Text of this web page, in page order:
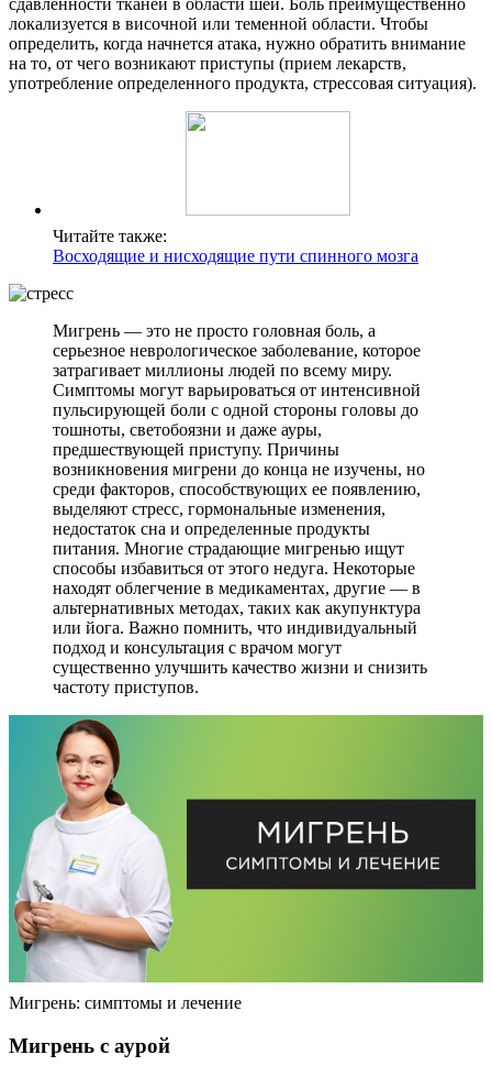
локализуется в височной или теменной области. Чтобы
определить, когда начнется атака, нужно обратить внимание
на то, от чего возникают приступы (прием лекарств,
употребление определенного продукта, стрессовая ситуация).
Читайте также:
Восходящие и нисходящие пути спинного мозга
Мигрень — это не просто головная боль, а
серьезное неврологическое заболевание, которое
затрагивает миллионы людей по всему миру.
Симптомы могут варьироваться от интенсивной
пульсирующей боли с одной стороны головы до
тошноты, светобоязни и даже ауры,
предшествующей приступу. Причины
возникновения мигрени до конца не изучены, но
среди факторов, способствующих ее появлению,
выделяют стресс, гормональные изменения,
недостаток сна и определенные продукты
питания. Многие страдающие мигренью ищут
способы избавиться от этого недуга. Некоторые
находят облегчение в медикаментах, другие — в
альтернативных методах, таких как акупунктура
или йога. Важно помнить, что индивидуальный
подход и консультация с врачом могут
существенно улучшить качество жизни и снизить
частоту приступов.
Мигрень: симптомы и лечение
Мигрень с аурой